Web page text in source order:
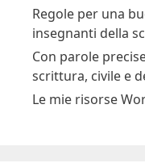
Regole per una
insegnanti della
Con parole
scrittura, civile e
Le mie risorse